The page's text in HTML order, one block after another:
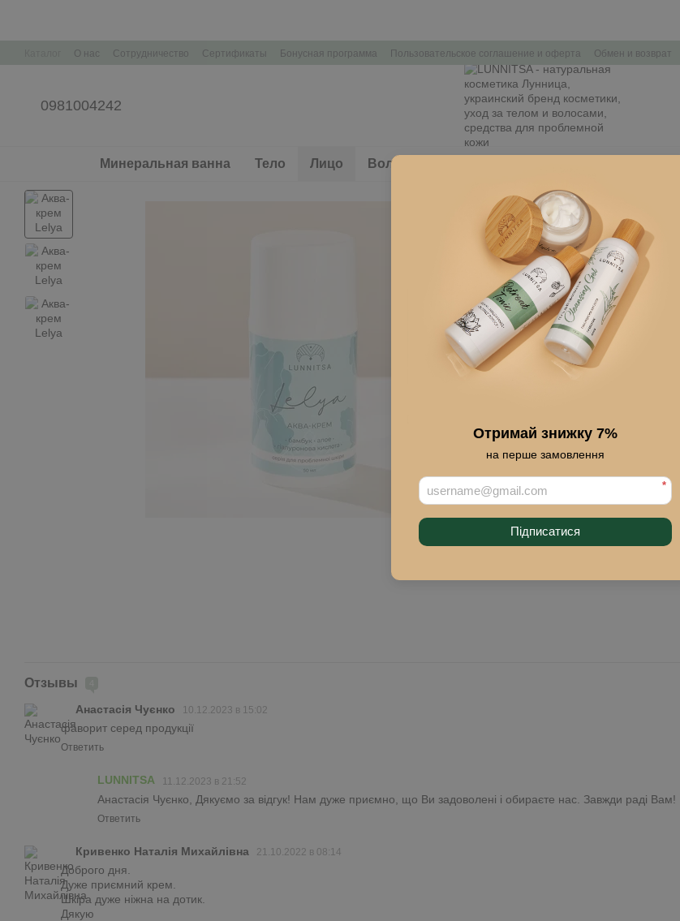
Отримай знижку 7%
на перше замовлення
*
Підписатися
О нас Сотрудничество Сертификаты Бонусная программа Пользовательское соглашение и оферта Обмен и возврат
0981004242
Минеральная ванна Тело Лицо Волосы
Главная
Аква-крем
В наличии Артикул: L132
815 грн
% Войтидля
Описание
Отзывы
Анастасія Чуєнко 10.12.2023 в 15:02
фаворит серед продукції
Ответить
LUNNITSA 11.12.2023 в 21:52
Анастасія Чуєнко, Дякуємо за відгук! Нам дуже приємно, що Ви задоволені і обираєте нас. Завжди раді Вам!
Ответить
Кривенко Наталія Михайлівна 21.10.2022 в 08:14
Доброго дня.
Дуже приємний крем.
Шкіра дуже ніжна на дотик.
Дякую